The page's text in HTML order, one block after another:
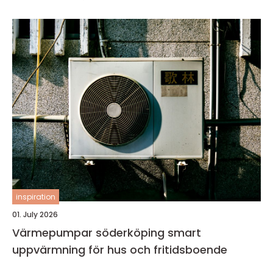
inspiration
01. July 2026
Värmepumpar söderköping smart
uppvärmning för hus och fritidsboende